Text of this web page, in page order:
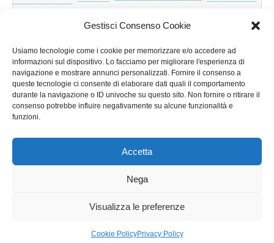
Gestisci Consenso Cookie
Usiamo tecnologie come i cookie per memorizzare e/o accedere ad
informazioni sul dispositivo. Lo facciamo per migliorare l'esperienza di
navigazione e mostrare annunci personalizzati. Fornire il consenso a
queste tecnologie ci consente di elaborare dati quali il comportamento
durante la navigazione o ID univoche su questo sito. Non fornire o ritirare il
consenso potrebbe influire negativamente su alcune funzionalità e
funzioni.
Accetta
Nega
Visualizza le preferenze
Cookie PolicyPrivacy Policy
lago di garda Musica Nera news Notizie
Notizie dal Garda
Notizie Lombardia
Notizie per categoria Notizie Provincia di Brescia
Regione Lombardia
Sport Storia Territorio turismo
The Magazine Basic Theme bybavotasan.com
Privacy e cookie: questo sito utilizza i cookie. Continuando a utilizzare
Informativa sui cookie